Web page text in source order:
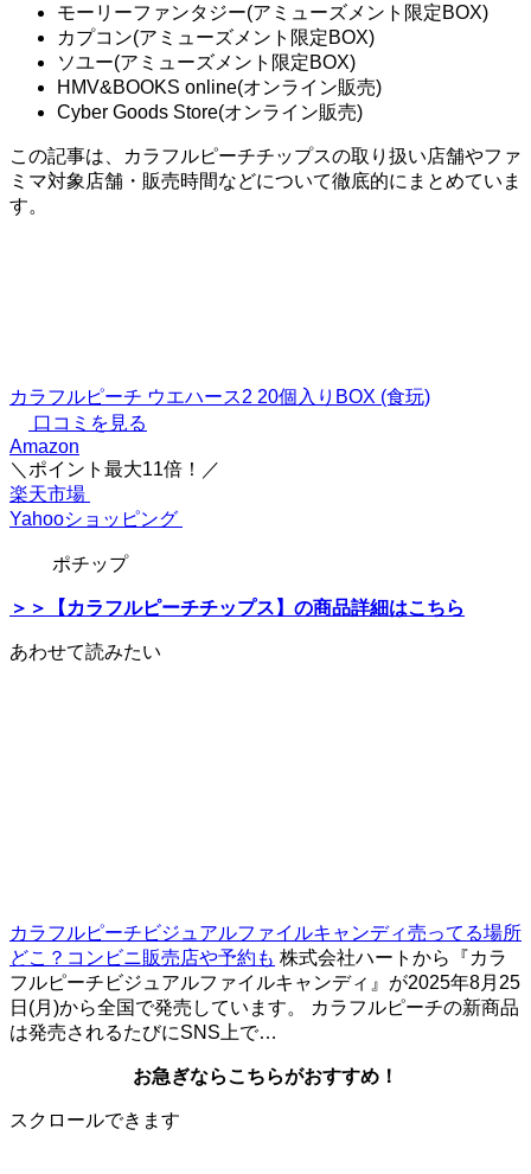
モーリーファンタジー(アミューズメント限定BOX)
カプコン(アミューズメント限定BOX)
ソユー(アミューズメント限定BOX)
HMV&BOOKS online(オンライン販売)
Cyber Goods Store(オンライン販売)
この記事は、カラフルピーチチップスの取り扱い店舗やファ
ミマ対象店舗・販売時間などについて徹底的にまとめていま
す。
カラフルピーチ ウエハース2 20個入りBOX (食玩)
口コミを見る
Amazon
＼ポイント最大11倍！／
楽天市場
Yahooショッピング
ポチップ
＞＞【カラフルピーチチップス】の商品詳細はこちら
あわせて読みたい
カラフルピーチビジュアルファイルキャンディ売ってる場所
どこ？コンビニ販売店や予約も 株式会社ハートから『カラ
フルピーチビジュアルファイルキャンディ』が2025年8月25
日(月)から全国で発売しています。 カラフルピーチの新商品
は発売されるたびにSNS上で…
お急ぎならこちらがおすすめ！
スクロールできます